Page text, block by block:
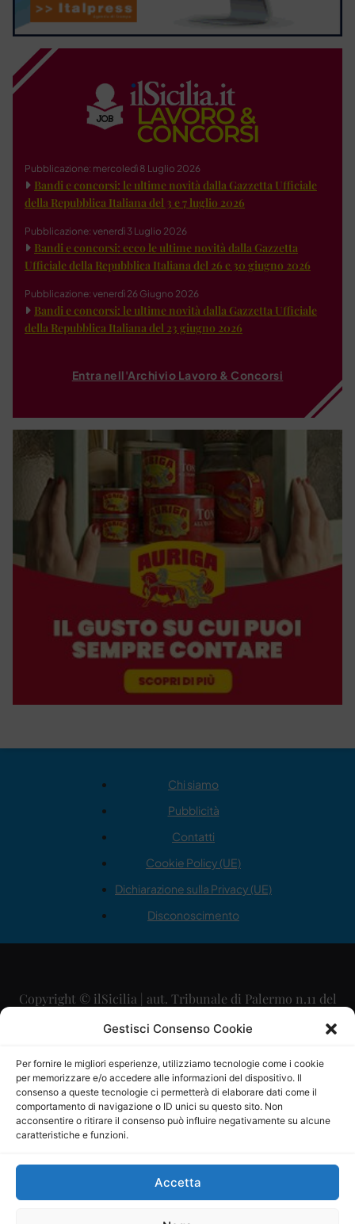
Gestisci Consenso Cookie
Per fornire le migliori esperienze, utilizziamo tecnologie come i cookie
per memorizzare e/o accedere alle informazioni del dispositivo. Il
consenso a queste tecnologie ci permetterà di elaborare dati come il
comportamento di navigazione o ID unici su questo sito. Non
acconsentire o ritirare il consenso può influire negativamente su alcune
caratteristiche e funzioni.
Accetta
Pubblicazione: mercoledì 8 Luglio 2026
Bandi e concorsi: le ultime novità dalla Gazzetta Ufficiale
della Repubblica Italiana del 3 e 7 luglio 2026
Pubblicazione: venerdì 3 Luglio 2026
Bandi e concorsi: ecco le ultime novità dalla Gazzetta
Ufficiale della Repubblica Italiana del 26 e 30 giugno 2026
Pubblicazione: venerdì 26 Giugno 2026
Bandi e concorsi: le ultime novità dalla Gazzetta Ufficiale
della Repubblica Italiana del 23 giugno 2026
Entra nell'Archivio Lavoro & Concorsi
Chi siamo
Pubblicità
Contatti
Cookie Policy (UE)
Dichiarazione sulla Privacy (UE)
Disconoscimento
Copyright © ilSicilia | aut. Tribunale di Palermo n.11 del
29/09/2015
Direttore Editoriale: Maurizio Scaglione
Direttore Responsabile: Maria Calabrese
P.IVA: 06334930820
Mercurio Comunicazione Società Cooperativa a r.l. è
iscritta al Registro degli Operatori di Comunicazione al